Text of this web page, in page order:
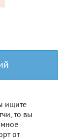
ищите
то вы
от